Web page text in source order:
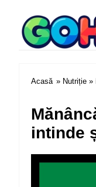
Acasă » Nutriție »
intinde